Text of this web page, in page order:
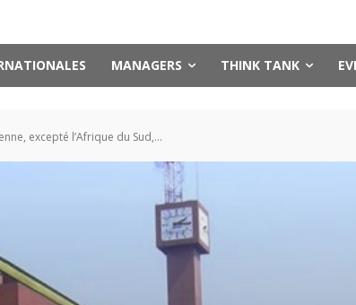
MANAGERS THINK TANK
excepté l’Afrique du Sud,...